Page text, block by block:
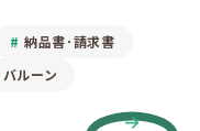
納品書･請求書
バルーン